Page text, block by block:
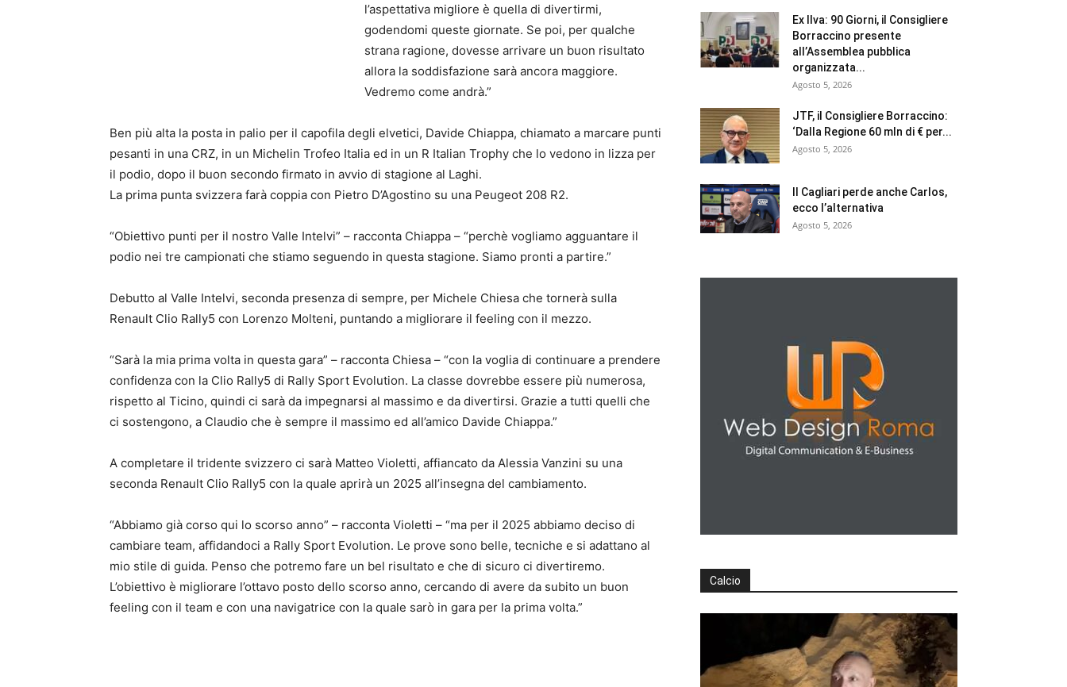
l’aspettativa migliore è quella di divertirmi,
godendomi queste giornate. Se poi, per qualche
strana ragione, dovesse arrivare un buon risultato
allora la soddisfazione sarà ancora maggiore.
Vedremo come andrà.”
Ben più alta la posta in palio per il capofila degli elvetici, Davide Chiappa, chiamato a marcare punti
pesanti in una CRZ, in un Michelin Trofeo Italia ed in un R Italian Trophy che lo vedono in lizza per
il podio, dopo il buon secondo firmato in avvio di stagione al Laghi.
La prima punta svizzera farà coppia con Pietro D’Agostino su una Peugeot 208 R2.
“Obiettivo punti per il nostro Valle Intelvi” – racconta Chiappa – “perchè vogliamo agguantare il
podio nei tre campionati che stiamo seguendo in questa stagione. Siamo pronti a partire.”
Debutto al Valle Intelvi, seconda presenza di sempre, per Michele Chiesa che tornerà sulla
Renault Clio Rally5 con Lorenzo Molteni, puntando a migliorare il feeling con il mezzo.
“Sarà la mia prima volta in questa gara” – racconta Chiesa – “con la voglia di continuare a prendere
confidenza con la Clio Rally5 di Rally Sport Evolution. La classe dovrebbe essere più numerosa,
rispetto al Ticino, quindi ci sarà da impegnarsi al massimo e da divertirsi. Grazie a tutti quelli che
ci sostengono, a Claudio che è sempre il massimo ed all’amico Davide Chiappa.”
A completare il tridente svizzero ci sarà Matteo Violetti, affiancato da Alessia Vanzini su una
seconda Renault Clio Rally5 con la quale aprirà un 2025 all’insegna del cambiamento.
“Abbiamo già corso qui lo scorso anno” – racconta Violetti – “ma per il 2025 abbiamo deciso di
cambiare team, affidandoci a Rally Sport Evolution. Le prove sono belle, tecniche e si adattano al
mio stile di guida. Penso che potremo fare un bel risultato e che di sicuro ci divertiremo.
L’obiettivo è migliorare l’ottavo posto dello scorso anno, cercando di avere da subito un buon
feeling con il team e con una navigatrice con la quale sarò in gara per la prima volta.”
Ex Ilva: 90 Giorni, il Consigliere
Borraccino presente
all’Assemblea pubblica
organizzata...
Agosto 5, 2026
JTF, il Consigliere Borraccino:
‘Dalla Regione 60 mln di € per...
Agosto 5, 2026
Il Cagliari perde anche Carlos,
ecco l’alternativa
Agosto 5, 2026
Calcio